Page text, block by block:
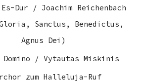
Dur / Joachim Reichenbach
Sanctus, Benedictus,
Agnus Dei)
Domino / Vytautas Miskinis
zum Halleluja-Ruf